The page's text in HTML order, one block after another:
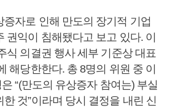
자로 인해 만도의 장기적 기업
권익이 침해됐다고 보고 있다. 이
식 의결권 행사 세부 기준상 대표
해당한한다. 총 8명의 위원 중 이
“(만도의 유상증자 참여는) 부실
것”이라며 당시 결정을 내린 신